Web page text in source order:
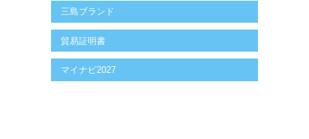
三島ブランド
貿易証明書
マイナビ2027